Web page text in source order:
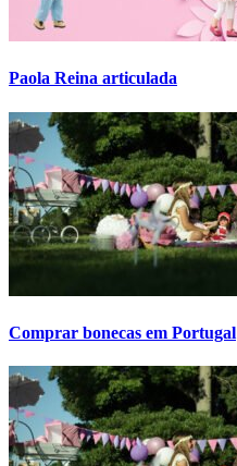
Paola Reina articulada
Comprar bonecas em Portugal